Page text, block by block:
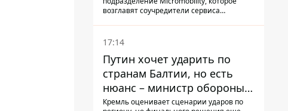
возглавят соучредители сервиса
17:14
Путин хочет ударить по
странам Балтии, но есть
нюанс – министр обороны
Литвы сделал заявление
Кремль оценивает сценарии ударов по